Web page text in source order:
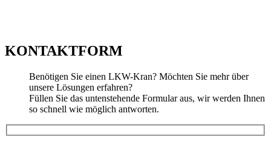
KONTAKTFORM
Benötigen Sie einen LKW-Kran? Möchten Sie mehr über
unsere Lösungen erfahren?
Füllen Sie das untenstehende Formular aus, wir werden Ihnen
so schnell wie möglich antworten.